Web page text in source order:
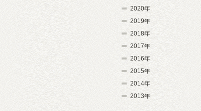
2020年
2019年
2018年
2017年
2016年
2015年
2014年
2013年